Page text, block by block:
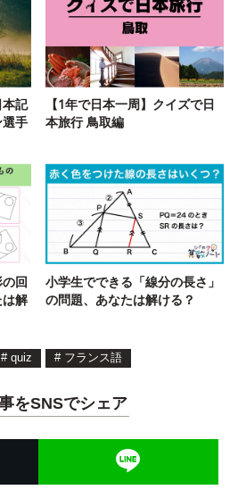
本記
手
【1年で日本一周】クイズで日
本旅行 鳥取編
回
解
小学生でできる「線分の長さ」
の問題、あなたは解ける？
# quiz # フランス語
をSNSでシェア